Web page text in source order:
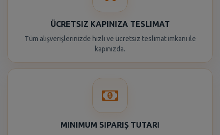
ÜCRETSIZ KAPINIZA TESLIMAT
Tüm alışverişlerinizde hızlı ve ücretsiz teslimat imkanı ile
kapınızda.
MINIMUM SIPARIŞ TUTARI